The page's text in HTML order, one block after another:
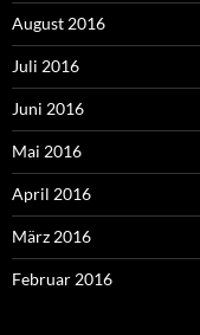
August 2016
Juli 2016
Juni 2016
Mai 2016
April 2016
März 2016
Februar 2016